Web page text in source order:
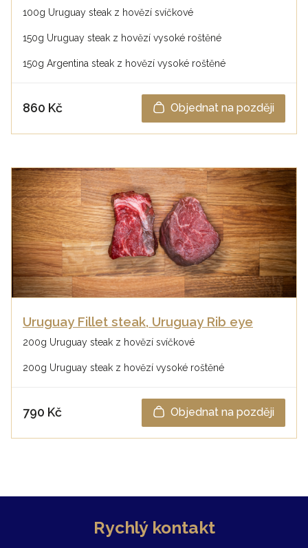
100g Uruguay steak z hovězí svíčkové
150g Uruguay steak z hovězí vysoké roštěné
150g Argentina steak z hovězí vysoké roštěné
860 Kč Objednat na později
Uruguay Fillet steak, Uruguay Rib eye
200g Uruguay steak z hovězí svíčkové
200g Uruguay steak z hovězí vysoké roštěné
790 Kč Objednat na později
Rychlý kontakt